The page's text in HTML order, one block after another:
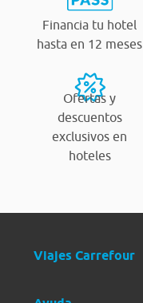
Financia tu hotel
hasta en 12 meses
Ofertas y
descuentos
exclusivos en
hoteles
Viajes Carrefour